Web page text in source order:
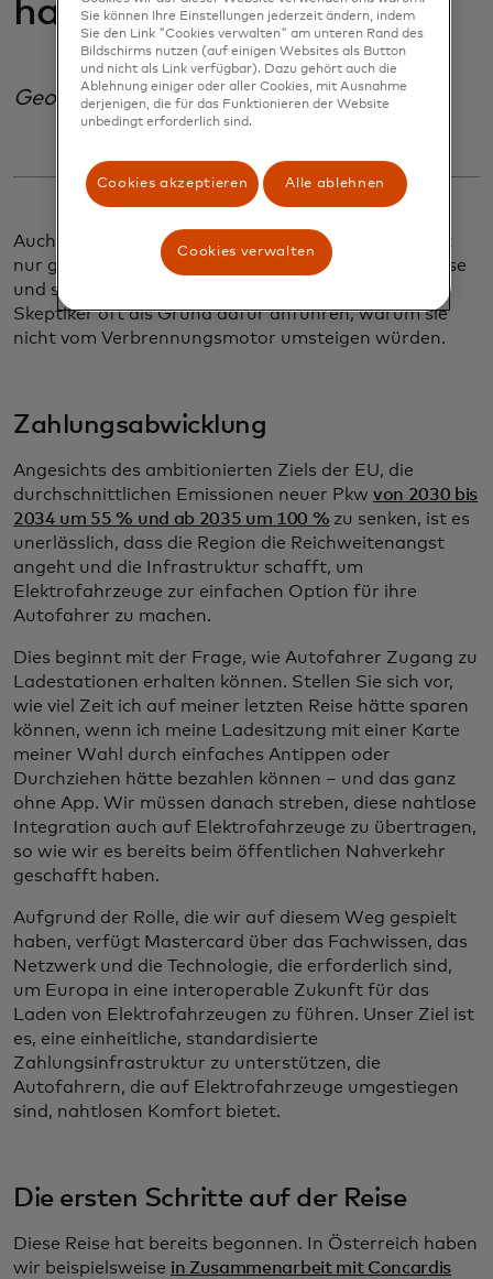
haben.“
George Simon
Auch wenn jeder einzelne Schritt isoliert betrachtet
nur geringfügig erscheint, verlängerte er meine Reise
und stellt die Reibungspunkte dar, die Elektroauto-
Skeptiker oft als Grund dafür anführen, warum sie
nicht vom Verbrennungsmotor umsteigen würden.
Zahlungsabwicklung
Angesichts des ambitionierten Ziels der EU, die
durchschnittlichen Emissionen neuer Pkw von 2030 bis
2034 um 55 % und ab 2035 um 100 % zu senken, ist es
unerlässlich, dass die Region die Reichweitenangst
angeht und die Infrastruktur schafft, um
Elektrofahrzeuge zur einfachen Option für ihre
Autofahrer zu machen.
Dies beginnt mit der Frage, wie Autofahrer Zugang zu
Ladestationen erhalten können. Stellen Sie sich vor,
wie viel Zeit ich auf meiner letzten Reise hätte sparen
können, wenn ich meine Ladesitzung mit einer Karte
meiner Wahl durch einfaches Antippen oder
Durchziehen hätte bezahlen können – und das ganz
ohne App. Wir müssen danach streben, diese nahtlose
Integration auch auf Elektrofahrzeuge zu übertragen,
so wie wir es bereits beim öffentlichen Nahverkehr
geschafft haben.
Aufgrund der Rolle, die wir auf diesem Weg gespielt
haben, verfügt Mastercard über das Fachwissen, das
Netzwerk und die Technologie, die erforderlich sind,
um Europa in eine interoperable Zukunft für das
Laden von Elektrofahrzeugen zu führen. Unser Ziel ist
es, eine einheitliche, standardisierte
Zahlungsinfrastruktur zu unterstützen, die
Autofahrern, die auf Elektrofahrzeuge umgestiegen
sind, nahtlosen Komfort bietet.
Die ersten Schritte auf der Reise
Diese Reise hat bereits begonnen. In Österreich haben
wir beispielsweise in Zusammenarbeit mit Concardis
Sie können Ihre Einstellungen jederzeit ändern, indem
Sie den Link "Cookies verwalten" am unteren Rand des
Bildschirms nutzen (auf einigen Websites als Button
und nicht als Link verfügbar). Dazu gehört auch die
Ablehnung einiger oder aller Cookies, mit Ausnahme
derjenigen, die für das Funktionieren der Website
unbedingt erforderlich sind.
Cookies akzeptieren Alle ablehnen
Cookies verwalten